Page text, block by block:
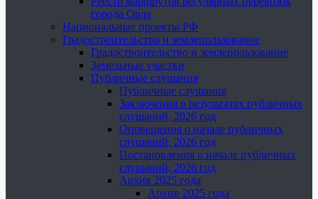
города Орла
Национальные проекты РФ
Градостроительство и землепользование
Градостроительство и землепользование
Земельные участки
Публичные слушания
Публичные слушания
Заключения о результатах публичных
слушаний, 2026 год
Оповещения о начале публичных
слушаний, 2026 год
Постановления о начале публичных
слушаний, 2026 год
Архив 2025 года
Архив 2025 года